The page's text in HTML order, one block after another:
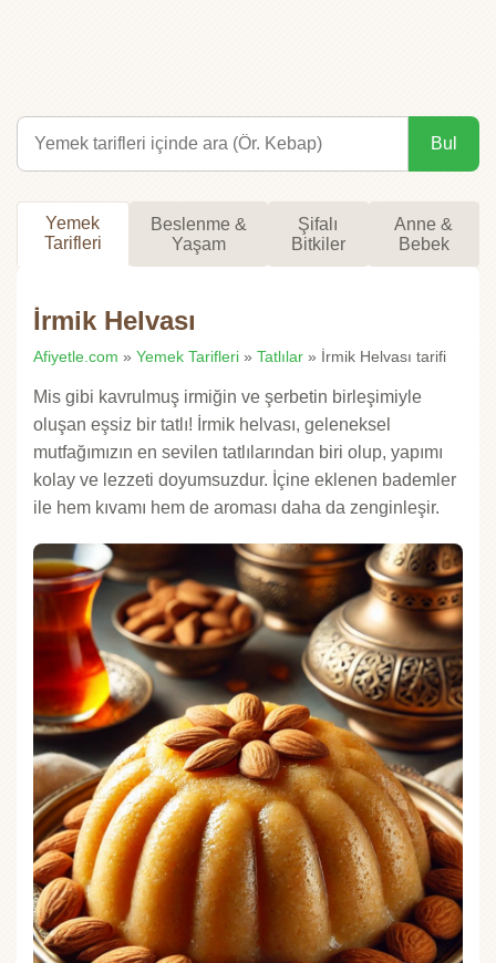
Bul
Yemek
Tarifleri
Beslenme &
Yaşam
Şifalı
Bitkiler
Anne &
Bebek
İrmik Helvası
Afiyetle.com » Yemek Tarifleri » Tatlılar » İrmik Helvası tarifi
Mis gibi kavrulmuş irmiğin ve şerbetin birleşimiyle
oluşan eşsiz bir tatlı! İrmik helvası, geleneksel
mutfağımızın en sevilen tatlılarından biri olup, yapımı
kolay ve lezzeti doyumsuzdur. İçine eklenen bademler
ile hem kıvamı hem de aroması daha da zenginleşir.